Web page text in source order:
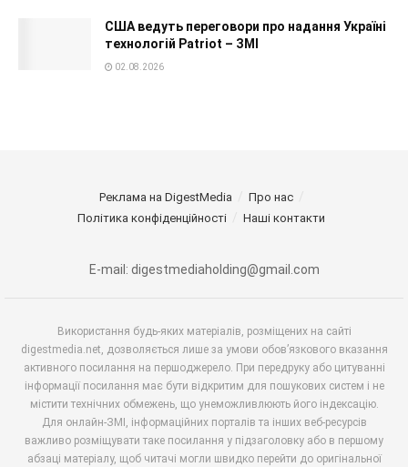
США ведуть переговори про надання Україні
технологій Patriot – ЗМІ
02.08.2026
Реклама на DigestMedia
Про нас
Політика конфіденційності
Наші контакти
E-mail: digestmediaholding@gmail.com
Використання будь-яких матеріалів, розміщених на сайті
digestmedia.net, дозволяється лише за умови обов’язкового вказання
активного посилання на першоджерело. При передруку або цитуванні
інформації посилання має бути відкритим для пошукових систем і не
містити технічних обмежень, що унеможливлюють його індексацію.
Для онлайн-ЗМІ, інформаційних порталів та інших веб-ресурсів
важливо розміщувати таке посилання у підзаголовку або в першому
абзаці матеріалу, щоб читачі могли швидко перейти до оригінальної